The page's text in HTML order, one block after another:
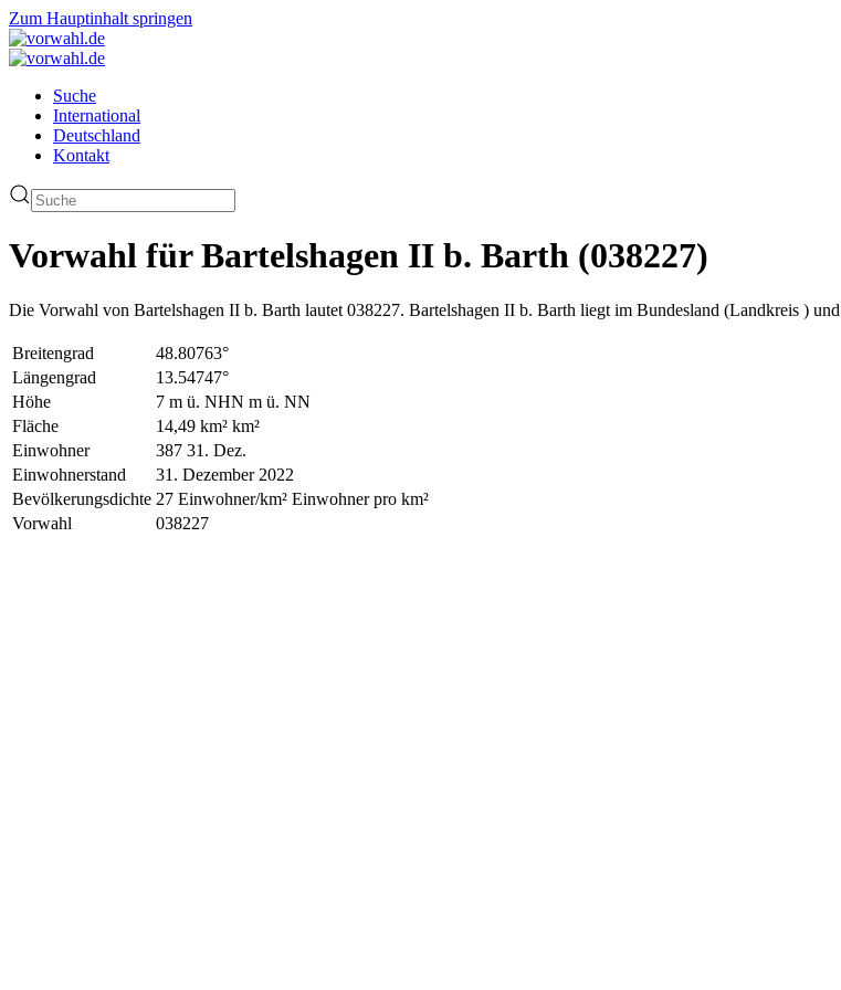
Zum Hauptinhalt springen
Suche
International
Deutschland
Kontakt
Vorwahl für Bartelshagen II b. Barth (038227)
Die Vorwahl von Bartelshagen II b. Barth lautet 038227. Bartelshagen II b. Barth liegt im Bundesland (Landkreis )
Breitengrad
48.80763°
Längengrad
13.54747°
Höhe
7 m ü. NHN m ü. NN
Fläche
14,49 km² km²
Einwohner
387 31. Dez.
Einwohnerstand
31. Dezember 2022
Bevölkerungsdichte 27 Einwohner/km² Einwohner pro km²
Vorwahl
038227